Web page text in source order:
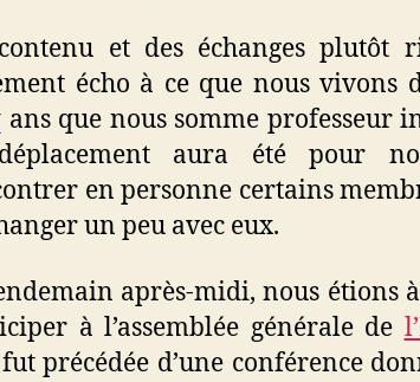
et des échanges plutôt
écho à ce que nous vivons
que nous somme professeur
aura été pour
en personne certains
un peu avec eux.
après-midi, nous étions
à l’assemblée générale de
précédée d’une conférence